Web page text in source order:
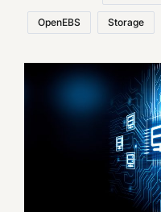
OpenEBS Storage